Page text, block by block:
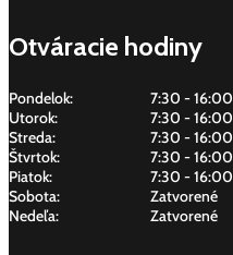
Otváracie hodiny
Pondelok:
7:30 - 16:00
Utorok:
7:30 - 16:00
Streda:
7:30 - 16:00
Štvrtok:
7:30 - 16:00
Piatok:
7:30 - 16:00
Sobota:
Zatvorené
Nedeľa:
Zatvorené